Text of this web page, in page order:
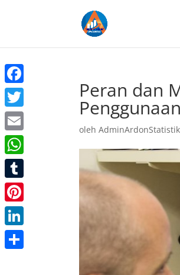
Peran dan
oleh
Facebook
Twitter
Email
WhatsApp
Tumblr
Pinterest
LinkedIn